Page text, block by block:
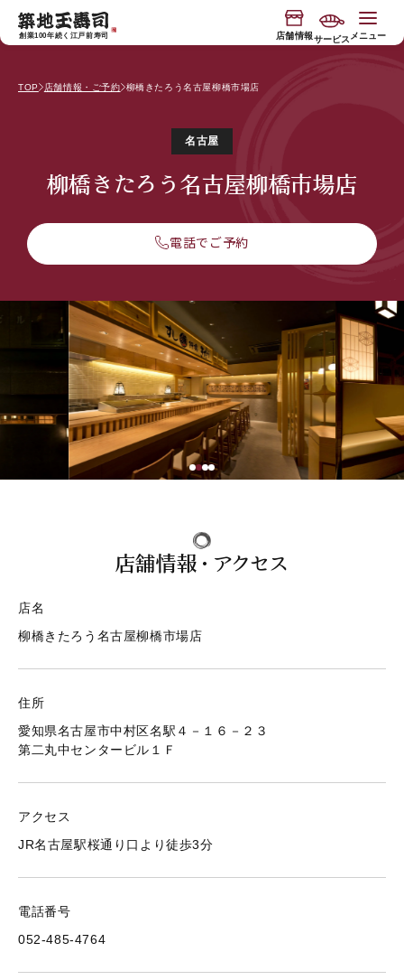
ンツに
進む
創業100年続く江戸前寿司 店舗情報サービス メニュー
寿司握り体験
"専属板前付き"おもてなしコース
バスツアー
食べ放題店
テイクアウト 取扱い店
玉寿司のブランド
サービス
お知らせ
JP EN
店舗情報・ご予約
TOP 店舗情報・ご予約 柳橋きたろう名古屋柳橋市場店
名古屋
柳橋きたろう名古屋柳橋市場店
電話でご予約
店舗情報・アクセス
店名
柳橋きたろう名古屋柳橋市場店
住所
愛知県名古屋市中村区名駅４－１６－２３
第二丸中センタービル１Ｆ
アクセス
JR名古屋駅桜通り口より徒歩3分
電話番号
052-485-4764